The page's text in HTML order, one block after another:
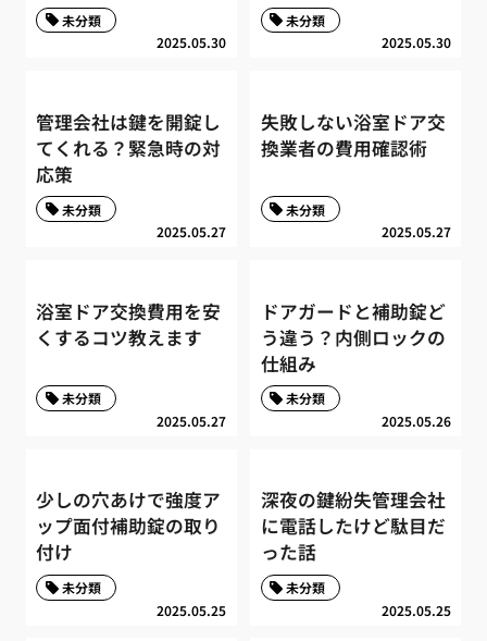
2025.05.30
未分類
2025.05.30
未分類
管理会社は鍵を開錠し
てくれる？緊急時の対
応策
2025.05.27
未分類
失敗しない浴室ドア交
換業者の費用確認術
2025.05.27
未分類
浴室ドア交換費用を安
くするコツ教えます
2025.05.27
未分類
ドアガードと補助錠ど
う違う？内側ロックの
仕組み
2025.05.26
未分類
少しの穴あけで強度ア
ップ面付補助錠の取り
付け
2025.05.25
未分類
深夜の鍵紛失管理会社
に電話したけど駄目だ
った話
2025.05.25
未分類